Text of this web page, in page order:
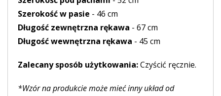
Szerokość w pasie - 46 cm
Długość zewnętrzna rękawa - 67 cm
Długość wewnętrzna rękawa - 45 cm
Zalecany sposób użytkowania:Czyścić ręcznie.
*Wzór na produkcie może mieć inny układ od